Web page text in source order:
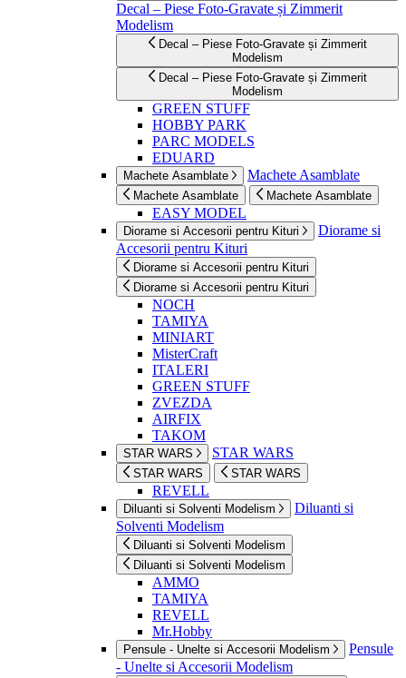
Decal – Piese Foto-Gravate și Zimmerit
Modelism
Decal – Piese Foto-Gravate și Zimmerit
Modelism
Decal – Piese Foto-Gravate și Zimmerit
Modelism
GREEN STUFF
HOBBY PARK
PARC MODELS
EDUARD
Machete Asamblate Machete Asamblate
Machete Asamblate Machete Asamblate
EASY MODEL
Diorame si Accesorii pentru Kituri
Diorame si
Accesorii pentru Kituri
Diorame si Accesorii pentru Kituri
Diorame si Accesorii pentru Kituri
NOCH
TAMIYA
MINIART
MisterCraft
ITALERI
GREEN STUFF
ZVEZDA
AIRFIX
TAKOM
STAR WARS STAR WARS
STAR WARS STAR WARS
REVELL
Diluanti si Solventi Modelism
Diluanti si
Solventi Modelism
Diluanti si Solventi Modelism
Diluanti si Solventi Modelism
AMMO
TAMIYA
REVELL
Mr.Hobby
Pensule - Unelte si Accesorii Modelism
Pensule
- Unelte si Accesorii Modelism